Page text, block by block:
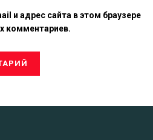
и адрес сайта в этом браузере
комментариев.